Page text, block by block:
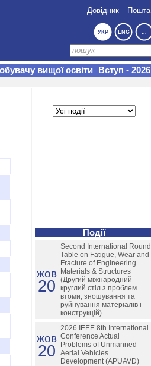
Довідник Пошта
УКР ENG ...
вищої освіти Вступ - 2026
Події
жов
20
Second International Round
Table on Fatigue, Wear and
Fracture of Engineering
Materials & Structures
(Другий міжнародний
круглий стіл з проблем
втоми, зношування та
руйнування матеріалів і
конструкцій)
жов
20
2026 IEEE 8th International
Conference Actual
Problems of Unmanned
Aerial Vehicles
Development (APUAVD)